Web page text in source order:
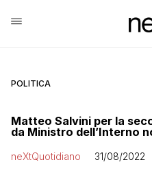
POLITICA
Matteo Salvini per la
da Ministro dell’Interno
neXtQuotidiano 31/08/2022